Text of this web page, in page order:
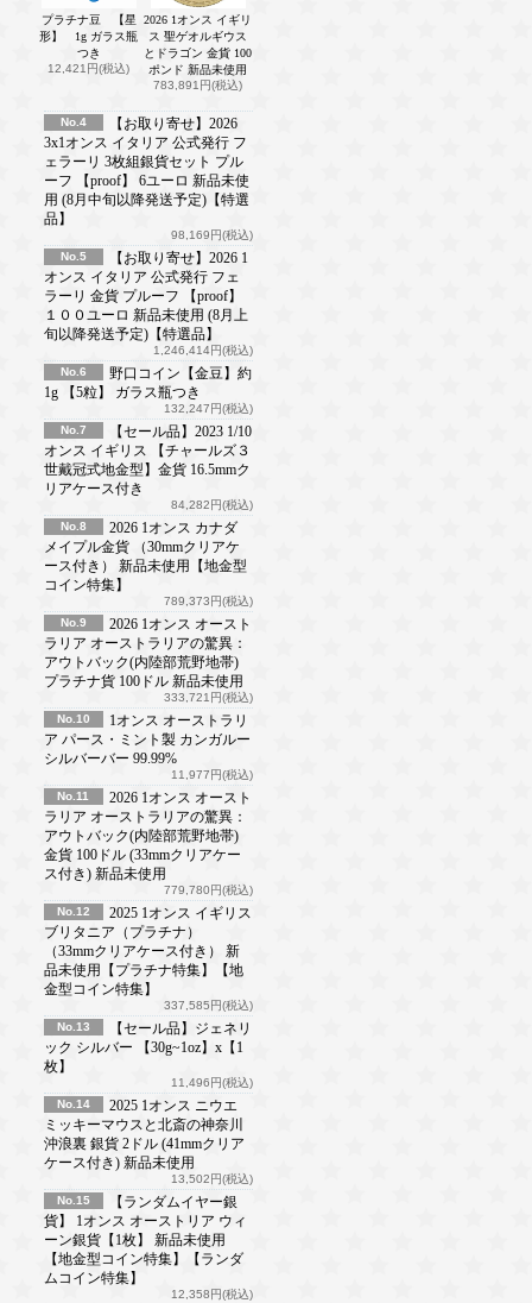
プラチナ豆 【星
形】 1g ガラス瓶
つき
12,421円(税込)
2026 1オンス イギリ
ス 聖ゲオルギウス
とドラゴン 金貨 100
ポンド 新品未使用
783,891円(税込)
No.4
【お取り寄せ】2026
3x1オンス イタリア 公式発行 フ
ェラーリ 3枚組銀貨セット プル
ーフ 【proof】 6ユーロ 新品未使
用 (8月中旬以降発送予定)【特選
品】
98,169円(税込)
No.5
【お取り寄せ】2026 1
オンス イタリア 公式発行 フェ
ラーリ 金貨 プルーフ 【proof】
１００ユーロ 新品未使用 (8月上
旬以降発送予定)【特選品】
1,246,414円(税込)
No.6
野口コイン【金豆】約
1g 【5粒】 ガラス瓶つき
132,247円(税込)
No.7
【セール品】2023 1/10
オンス イギリス 【チャールズ３
世戴冠式地金型】金貨 16.5mmク
リアケース付き
84,282円(税込)
No.8
2026 1オンス カナダ
メイプル金貨 （30mmクリアケ
ース付き） 新品未使用【地金型
コイン特集】
789,373円(税込)
No.9
2026 1オンス オースト
ラリア オーストラリアの驚異：
アウトバック(内陸部荒野地帯)
プラチナ貨 100ドル 新品未使用
333,721円(税込)
No.10
1オンス オーストラリ
ア パース・ミント製 カンガルー
シルバーバー 99.99%
11,977円(税込)
No.11
2026 1オンス オースト
ラリア オーストラリアの驚異：
アウトバック(内陸部荒野地帯)
金貨 100ドル (33mmクリアケー
ス付き) 新品未使用
779,780円(税込)
No.12
2025 1オンス イギリス
ブリタニア（プラチナ）
（33mmクリアケース付き） 新
品未使用【プラチナ特集】【地
金型コイン特集】
337,585円(税込)
No.13
【セール品】ジェネリ
ック シルバー 【30g~1oz】x【1
枚】
11,496円(税込)
No.14
2025 1オンス ニウエ
ミッキーマウスと北斎の神奈川
沖浪裏 銀貨 2ドル (41mmクリア
ケース付き) 新品未使用
13,502円(税込)
No.15
【ランダムイヤー銀
貨】 1オンス オーストリア ウィ
ーン銀貨【1枚】 新品未使用
【地金型コイン特集】【ランダ
ムコイン特集】
12,358円(税込)